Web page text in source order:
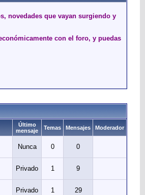
novedades que vayan surgiendo y
con el foro, y puedas
Último
mensaje
Temas Mensajes Moderador
Nunca 0 0
Privado 1 9
Privado 1 29